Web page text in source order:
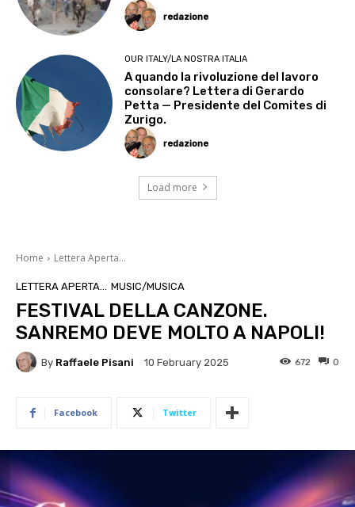
redazione
OUR ITALY/LA NOSTRA ITALIA
A quando la rivoluzione del lavoro
consolare? Lettera di Gerardo
Petta — Presidente del Comites di
Zurigo.
redazione
Load more